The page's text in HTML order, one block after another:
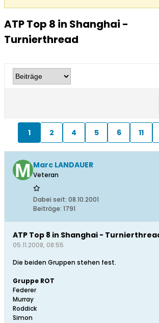
ATP Top 8 in Shanghai -
Turnierthread
1 2 4 5 6 11
Marc LANDAUER
Veteran
Dabei seit: 08.10.2001
Beiträge: 1791
ATP Top 8 in Shanghai -
05.11.2008, 08:55
Die beiden Gruppen stehen fest.
Gruppe ROT
Federer
Murray
Roddick
Simon